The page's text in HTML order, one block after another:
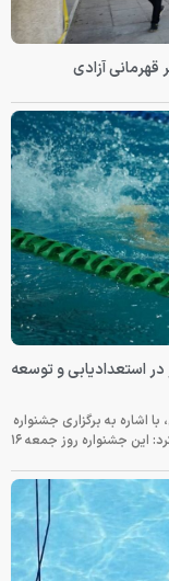
آزادی
۱۰ سال گامی مؤثر در استعدادیابی و توسعه
به برگزاری جشنواره